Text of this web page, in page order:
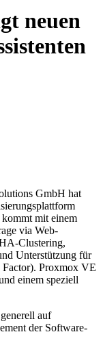
neuen
GmbH hat
mit einem
via Web-
Clustering,
Unterstützung für
Proxmox VE
einem speziell
auf
der Software-